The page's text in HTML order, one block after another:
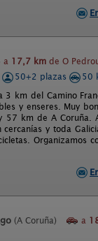
a 17,7 km de O
50+2 plazas
50
km del Camino
y enseres. Muy
57 km de A
y toda
Organizamos
(A Coruña) a